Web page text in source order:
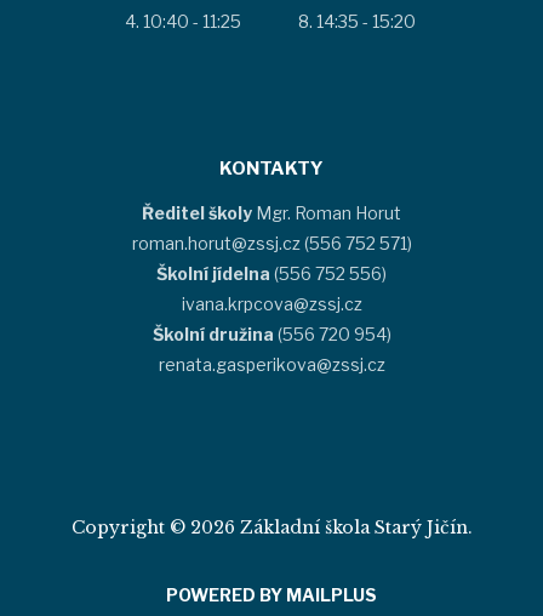
10:40 - 11:25 14:35 - 15:20
KONTAKTY
Ředitel školy Mgr. Roman Horut
roman.horut@zssj.cz (556 752 571)
Školní jídelna (556 752 556)
ivana.krpcova@zssj.cz
Školní družina (556 720 954)
renata.gasperikova@zssj.cz
Copyright © 2026 Základní škola Starý Jičín.
POWERED BY MAILPLUS